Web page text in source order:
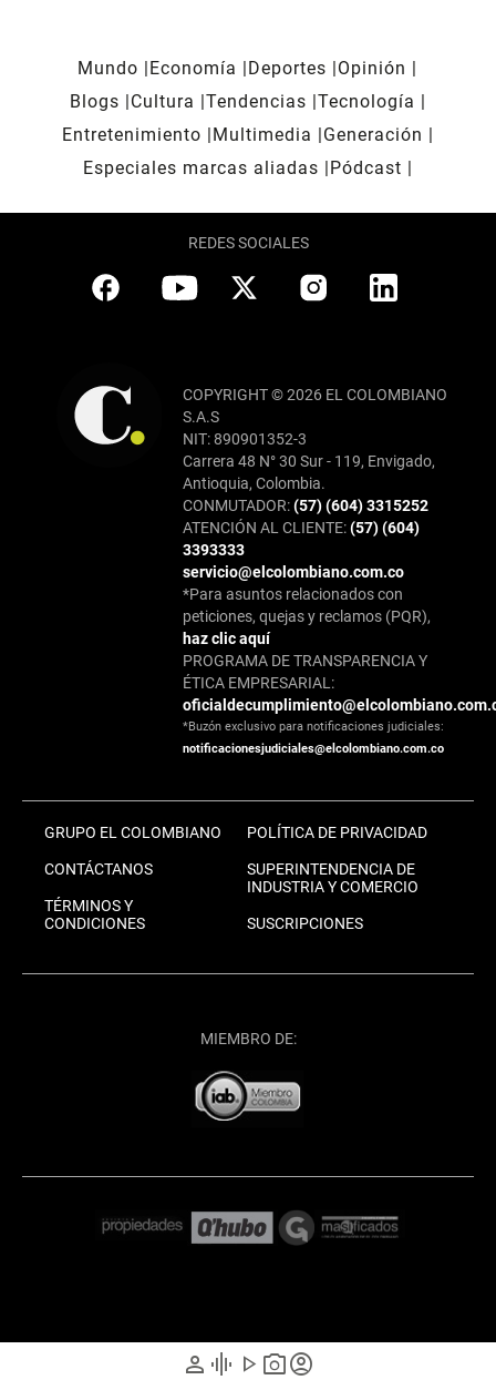
person graphic_eq play_arrow photo_cameraaccount_circle
Mundo Economía Deportes
Opinión
Blogs
Cultura Tendencias Tecnología
Entretenimiento
Multimedia
Generación
Especiales marcas aliadas
Pódcast
REDES SOCIALES
COPYRIGHT © 2026 EL COLOMBIANO
S.A.S
NIT: 890901352-3
Carrera 48 N° 30 Sur - 119, Envigado,
Antioquia, Colombia.
CONMUTADOR:(57) (604) 3315252
ATENCIÓN AL CLIENTE:(57) (604)
3393333
servicio@elcolombiano.com.co
*Para asuntos relacionados con
peticiones, quejas y reclamos (PQR),
haz clic aquí
PROGRAMA DE TRANSPARENCIA Y
ÉTICA EMPRESARIAL:
*Buzón exclusivo para notificaciones judiciales:
notificacionesjudiciales@elcolombiano.com.co
GRUPO EL COLOMBIANO
CONTÁCTANOS
TÉRMINOS Y
CONDICIONES
POLÍTICA DE PRIVACIDAD
SUPERINTENDENCIA DE
INDUSTRIA Y COMERCIO
SUSCRIPCIONES
MIEMBRO DE: